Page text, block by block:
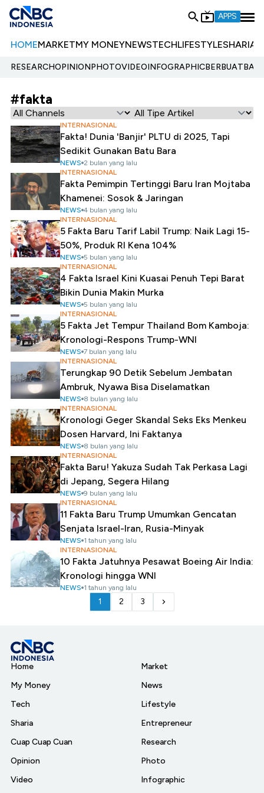
APPS
HOMEMARKETMY MONEYNEWSTECHLIFESTYLESHARIA
RESEARCHOPINIONPHOTOVIDEOINFOGRAPHIC
#fakta
INTERNASIONAL
Fakta! Dunia 'Banjir' PLTU di 2025, Tapi
Sedikit Gunakan Batu Bara
NEWS 2 bulan yang lalu
INTERNASIONAL
Fakta Pemimpin Tertinggi Baru Iran Mojtaba
Khamenei: Sosok & Jaringan
NEWS 4 bulan yang lalu
INTERNASIONAL
5 Fakta Baru Tarif Labil Trump: Naik Lagi 15-
50%, Produk RI Kena 104%
NEWS 5 bulan yang lalu
INTERNASIONAL
4 Fakta Israel Kini Kuasai Penuh Tepi Barat
Bikin Dunia Makin Murka
NEWS 5 bulan yang lalu
INTERNASIONAL
5 Fakta Jet Tempur Thailand Bom Kamboja:
Kronologi-Respons Trump-WNI
NEWS 7 bulan yang lalu
INTERNASIONAL
Terungkap 90 Detik Sebelum Jembatan
Ambruk, Nyawa Bisa Diselamatkan
NEWS 8 bulan yang lalu
INTERNASIONAL
Kronologi Geger Skandal Seks Eks Menkeu
Dosen Harvard, Ini Faktanya
NEWS 8 bulan yang lalu
INTERNASIONAL
Fakta Baru! Yakuza Sudah Tak Perkasa Lagi
di Jepang, Segera Hilang
NEWS 9 bulan yang lalu
INTERNASIONAL
11 Fakta Baru Trump Umumkan Gencatan
Senjata Israel-Iran, Rusia-Minyak
NEWS 1 tahun yang lalu
INTERNASIONAL
10 Fakta Jatuhnya Pesawat Boeing Air India:
Kronologi hingga WNI
NEWS 1 tahun yang lalu
1 2 3
Home
My Money
Tech
Sharia
Cuap Cuap Cuan
Opinion
Video
Market
News
Lifestyle
Entrepreneur
Research
Photo
Infographic